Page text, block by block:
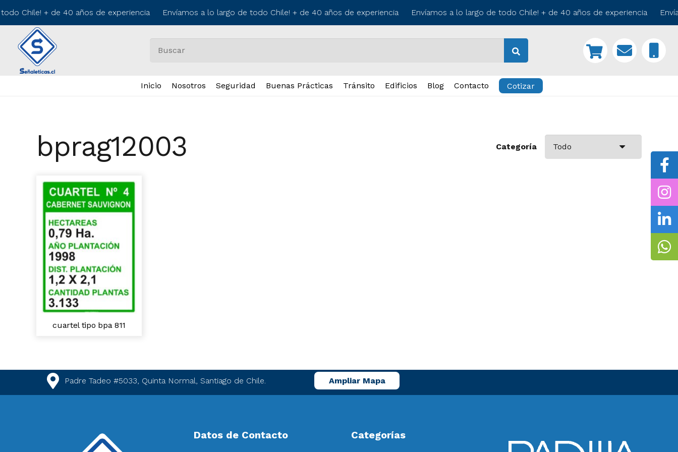
Chile! + de 40 años de experiencia Envíamos a lo largo de todo Chile! + de 40 años de experiencia Envíamos a lo largo de todo Chile! + de 40 años de experiencia
Inicio Nosotros Seguridad Buenas Prácticas Tránsito Edificios Blog Contacto Cotizar
bprag12003 Categoría
cuartel tipo bpa 811
Padre Tadeo #5033, Quinta Normal, Santiago de Chile. Ampliar Mapa
Datos de Contacto Categorías